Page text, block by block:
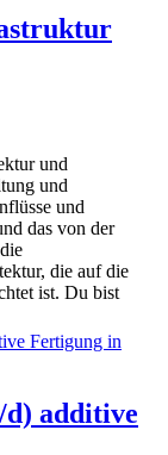
und
und
und
das von der
die auf die
ist. Du bist
additive